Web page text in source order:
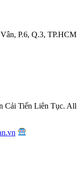
P.6, Q.3, TP.HCM
Cải Tiến Liên Tục. All